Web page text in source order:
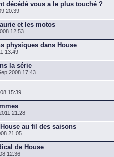
décédé vous a le plus touché ?
20:39
et les motos
12:53
physiques dans House
13:49
la série
2008 17:43
15:39
21:28
au fil des saisons
21:05
de House
12:36